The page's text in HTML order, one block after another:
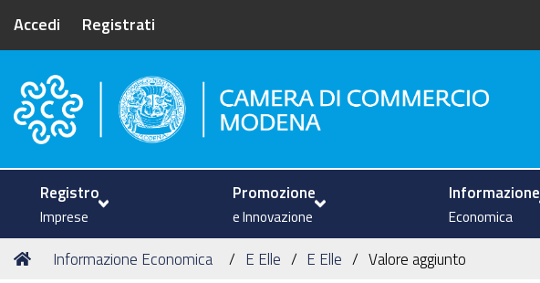
Accedi Registrati
Camera di Commercio di Modena
Registro
Imprese
Promozione
e Innovazione
Informazione
Economica
Tu
Home
Informazione Economica E Elle E Elle Valore aggiunto